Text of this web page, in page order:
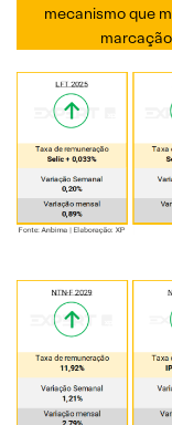
mecanismo que